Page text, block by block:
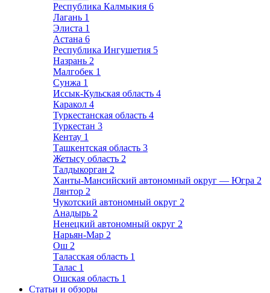
Республика Калмыкия 6
Лагань 1
Элиста 1
Астана 6
Республика Ингушетия 5
Назрань 2
Малгобек 1
Сунжа 1
Иссык-Кульская область 4
Каракол 4
Туркестанская область 4
Туркестан 3
Кентау 1
Ташкентская область 3
Жетысу область 2
Талдыкорган 2
Ханты-Мансийский автономный округ — Югра 2
Лянтор 2
Чукотский автономный округ 2
Анадырь 2
Ненецкий автономный округ 2
Нарьян-Мар 2
Ош 2
Таласская область 1
Талас 1
Ошская область 1
Статьи и обзоры